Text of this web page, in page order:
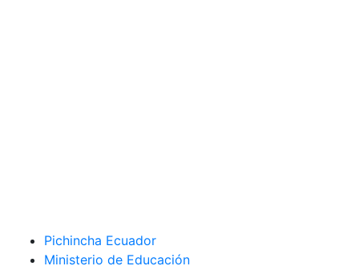
Pichincha Ecuador
Ministerio de Educación